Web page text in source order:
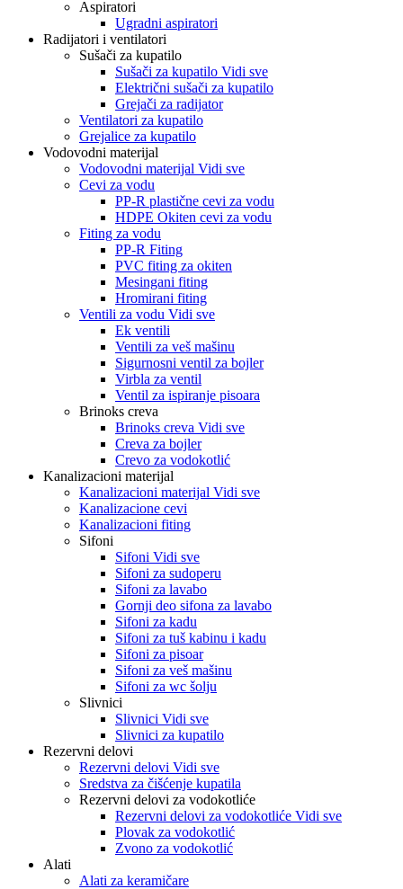
Aspiratori
Ugradni aspiratori
Radijatori i ventilatori
Sušači za kupatilo
Sušači za kupatilo Vidi sve
Električni sušači za kupatilo
Grejači za radijator
Ventilatori za kupatilo
Grejalice za kupatilo
Vodovodni materijal
Vodovodni materijal Vidi sve
Cevi za vodu
PP-R plastične cevi za vodu
HDPE Okiten cevi za vodu
Fiting za vodu
PP-R Fiting
PVC fiting za okiten
Mesingani fiting
Hromirani fiting
Ventili za vodu Vidi sve
Ek ventili
Ventili za veš mašinu
Sigurnosni ventil za bojler
Virbla za ventil
Ventil za ispiranje pisoara
Brinoks creva
Brinoks creva Vidi sve
Creva za bojler
Crevo za vodokotlić
Kanalizacioni materijal
Kanalizacioni materijal Vidi sve
Kanalizacione cevi
Kanalizacioni fiting
Sifoni
Sifoni Vidi sve
Sifoni za sudoperu
Sifoni za lavabo
Gornji deo sifona za lavabo
Sifoni za kadu
Sifoni za tuš kabinu i kadu
Sifoni za pisoar
Sifoni za veš mašinu
Sifoni za wc šolju
Slivnici
Slivnici Vidi sve
Slivnici za kupatilo
Rezervni delovi
Rezervni delovi Vidi sve
Sredstva za čišćenje kupatila
Rezervni delovi za vodokotliće
Rezervni delovi za vodokotliće Vidi sve
Plovak za vodokotlić
Zvono za vodokotlić
Alati
Alati za keramičare